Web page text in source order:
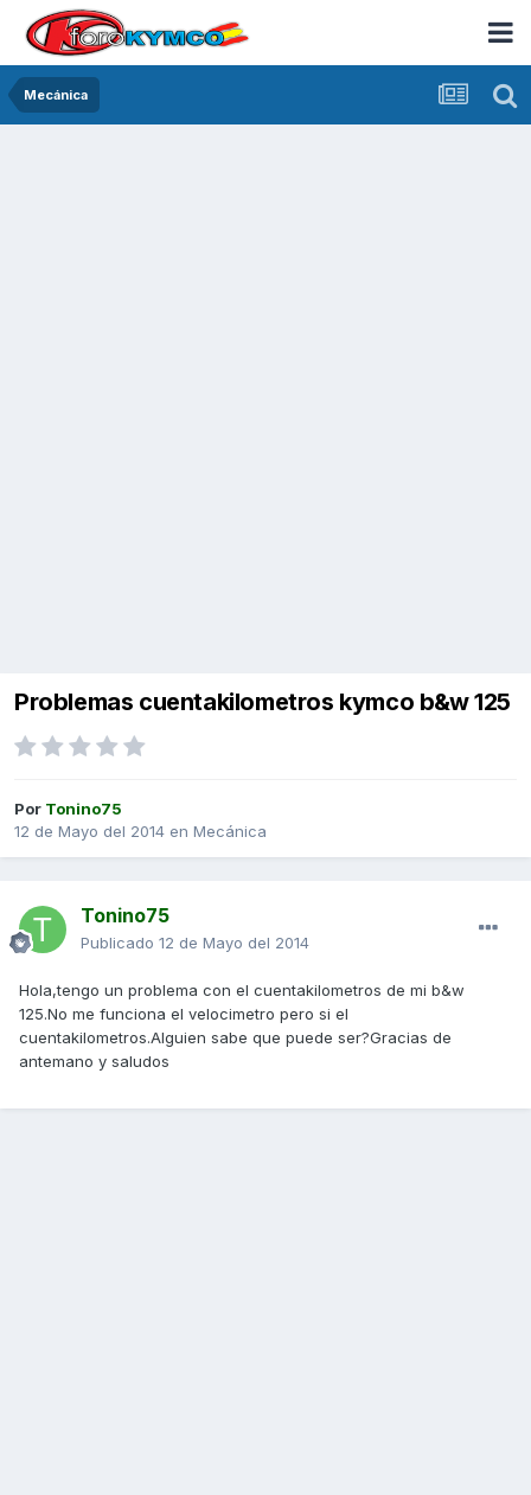
Mecánica
Problemas cuentakilometros kymco b&w 125
Por Tonino75
12 de Mayo del 2014 en Mecánica
Tonino75
Publicado 12 de Mayo del 2014
Hola,tengo un problema con el cuentakilometros de mi b&w
125.No me funciona el velocimetro pero si el
cuentakilometros.Alguien sabe que puede ser?Gracias de
antemano y saludos